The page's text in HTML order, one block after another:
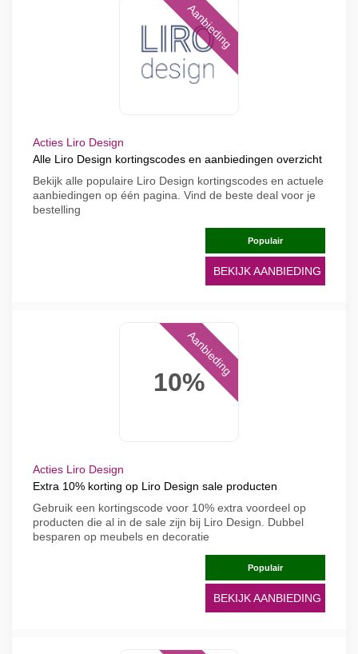
Aanbieding
Acties Liro Design
Alle Liro Design kortingscodes en aanbiedingen overzicht
Bekijk alle populaire Liro Design kortingscodes en actuele
aanbiedingen op één pagina. Vind de beste deal voor je
bestelling
Populair
BEKIJK AANBIEDING
10%
Aanbieding
Acties Liro Design
Extra 10% korting op Liro Design sale producten
Gebruik een kortingscode voor 10% extra voordeel op
producten die al in de sale zijn bij Liro Design. Dubbel
besparen op meubels en decoratie
Populair
BEKIJK AANBIEDING